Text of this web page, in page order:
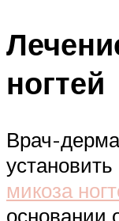
ногтей
Врач-
микоза
основании